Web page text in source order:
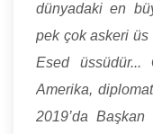
dünyadaki en
pek çok askeri üs
Esed üssüdür...
Amerika,
2019’da Başkan